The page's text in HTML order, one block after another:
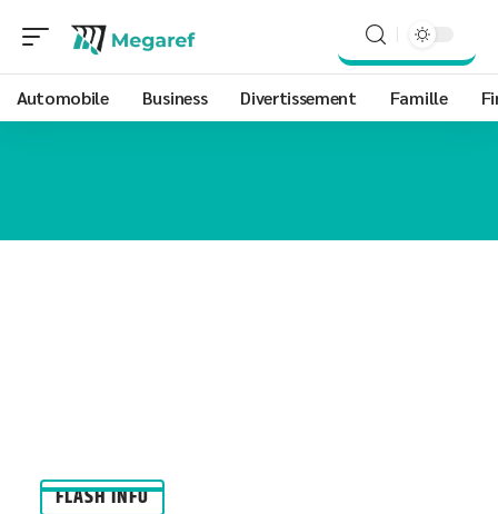
Automobile Business Divertissement Famille
FLASH INFO